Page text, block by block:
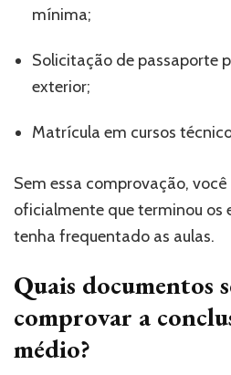
mínima;
Solicitação de passaporte
exterior;
Matrícula em cursos
Sem essa comprovação,
oficialmente que terminou os
tenha frequentado as aulas.
Quais documentos
comprovar a
médio?